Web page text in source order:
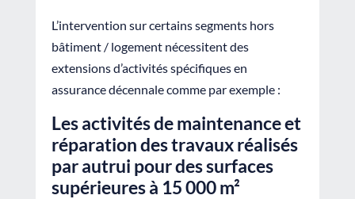
L’intervention sur certains segments hors
bâtiment / logement nécessitent des
extensions d’activités spécifiques en
assurance décennale comme par exemple :
Les activités de maintenance et
réparation des travaux réalisés
par autrui pour des surfaces
supérieures à 15 000 m²